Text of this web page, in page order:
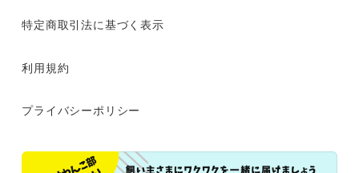
特定商取引法に基づく表示
利用規約
プライバシーポリシー